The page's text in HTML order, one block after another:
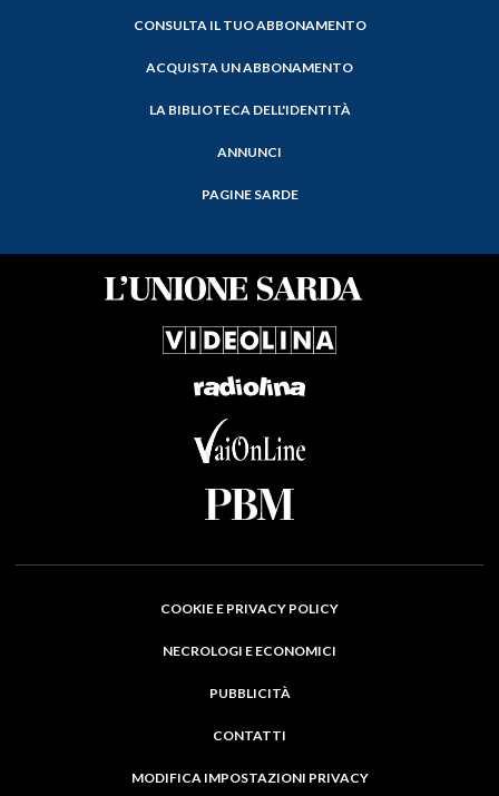
CONSULTA IL TUO ABBONAMENTO
ACQUISTA UN ABBONAMENTO
LA BIBLIOTECA DELL'IDENTITÀ
ANNUNCI
PAGINE SARDE
COOKIE E PRIVACY POLICY
NECROLOGI E ECONOMICI
PUBBLICITÀ
CONTATTI
MODIFICA IMPOSTAZIONI PRIVACY